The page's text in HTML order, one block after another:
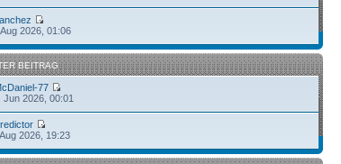
2026, 01:06
BEITRAG
77
Jun 2026, 00:01
2026, 19:23